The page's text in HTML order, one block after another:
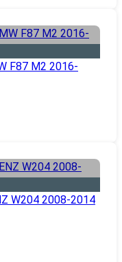
F87 M2 2016-
W204 2008-2014